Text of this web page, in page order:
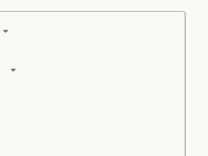
arrow_drop_down
arrow_drop_down